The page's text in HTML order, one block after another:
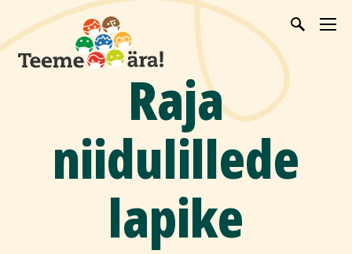
Raja
niidulillede
lapike